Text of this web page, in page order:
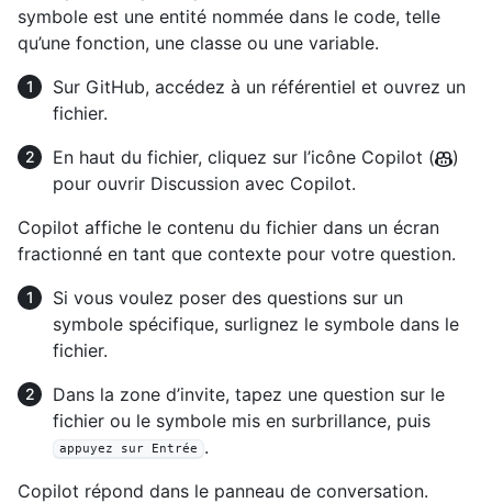
symbole est une entité nommée dans le code, telle
qu’une fonction, une classe ou une variable.
Sur GitHub, accédez à un référentiel et ouvrez un
fichier.
En haut du fichier, cliquez sur l’icône Copilot (
)
pour ouvrir Discussion avec Copilot.
Copilot affiche le contenu du fichier dans un écran
fractionné en tant que contexte pour votre question.
Si vous voulez poser des questions sur un
symbole spécifique, surlignez le symbole dans le
fichier.
Dans la zone d’invite, tapez une question sur le
fichier ou le symbole mis en surbrillance, puis
appuyez sur Entrée
.
Copilot répond dans le panneau de conversation.